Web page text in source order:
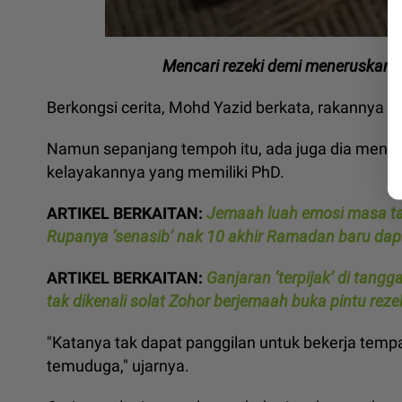
Mencari rezeki demi meneruskan
Berkongsi cerita, Mohd Yazid berkata, rakannya
Namun sepanjang tempoh itu, ada juga dia
kelayakannya yang memiliki PhD.
ARTIKEL BERKAITAN: Jemaah luah emosi masa
Rupanya ‘senasib’ nak 10 akhir Ramadan baru
ARTIKEL BERKAITAN: Ganjaran ‘terpijak’ di
tak dikenali solat Zohor berjemaah buka pintu
"Katanya tak dapat panggilan untuk bekerja
temuduga," ujarnya.